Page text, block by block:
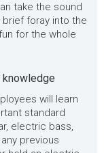
take the sound
foray into the
for the whole
will learn
standard
electric bass,
previous